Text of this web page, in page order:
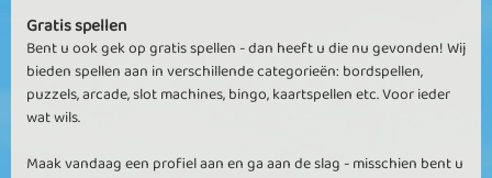
Gratis spellen
Bent u ook gek op gratis spellen - dan heeft u die nu gevonden! Wij
bieden spellen aan in verschillende categorieën: bordspellen,
puzzels, arcade, slot machines, bingo, kaartspellen etc. Voor ieder
wat wils.
Maak vandaag een profiel aan en ga aan de slag - misschien bent u